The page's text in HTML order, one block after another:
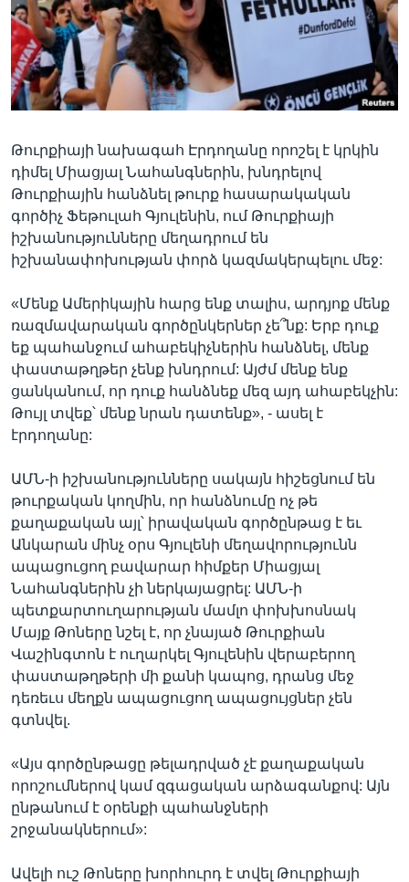
Լեզուներ
Թուրքիայի նախագահ Էրդողանը որոշել է կրկին
դիմել Միացյալ Նահանգներին, խնդրելով
Թուրքիային հանձնել թուրք հասարակական
գործիչ Ֆեթուլահ Գյուլենին, ում Թուրքիայի
իշխանությունները մեղադրում են
իշխանափոխության փորձ կազմակերպելու մեջ:
«Մենք Ամերիկային հարց ենք տալիս, արդյոք մենք
ռազմավարական գործընկերներ չե՞նք: Երբ դուք
եք պահանջում ահաբեկիչներին հանձնել, մենք
փաստաթղթեր չենք խնդրում: Այժմ մենք ենք
ցանկանում, որ դուք հանձնեք մեզ այդ ահաբեկչին:
Թույլ տվեք՝ մենք նրան դատենք», - ասել է
էրդողանը:
ԱՄՆ-ի իշխանությունները սակայն հիշեցնում են
թուրքական կողմին, որ հանձնումը ոչ թե
քաղաքական այլ՝ իրավական գործընթաց է եւ
Անկարան մինչ օրս Գյուլենի մեղավորությունն
ապացուցող բավարար հիմքեր Միացյալ
Նահանգներին չի ներկայացրել: ԱՄՆ-ի
պետքարտուղարության մամլո փոխխոսնակ
Մայք Թոները նշել է, որ չնայած Թուրքիան
Վաշինգտոն է ուղարկել Գյուլենին վերաբերող
փաստաթղթերի մի քանի կապոց, դրանց մեջ
դեռեւս մեղքն ապացուցող ապացույցներ չեն
գտնվել.
«Այս գործընթացը թելադրված չէ քաղաքական
որոշումներով կամ զգացական արձագանքով: Այն
ընթանում է օրենքի պահանջների
շրջանակներում»:
Ավելի ուշ Թոները խորհուրդ է տվել Թուրքիայի